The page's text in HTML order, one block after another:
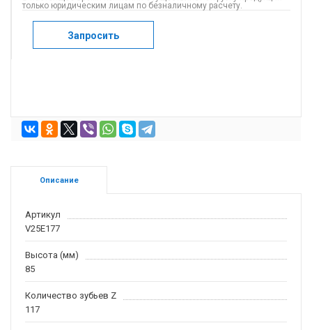
только юридическим лицам по безналичному расчету.
Запросить
Описание
Артикул
V25E177
Высота (мм)
85
Количество зубьев Z
117